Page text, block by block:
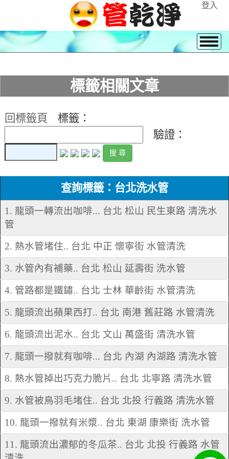
登入
標籤相關文章
回標籤頁
標籤：
驗證：
查詢標籤：台北洗水管
1. 龍頭一轉流出咖啡... 台北 松山 民生東路 清洗水
管
2. 熱水管堵住.. 台北 中正 懷寧街 水管清洗
3. 水管內有補藥.. 台北 松山 延壽街 洗水管
4. 管路都是鐵鏽.. 台北 士林 華齡街 水管清洗
5. 龍頭流出蘋果西打.. 台北 南港 舊莊路 水管清洗
6. 龍頭流出泥水.. 台北 文山 萬盛街 清洗水管
7. 龍頭一撥就有咖啡... 台北 內湖 內湖路 清洗水管
8. 熱水管掉出巧克力脆片.. 台北 北寧路 清洗水管
9. 水管被鳥羽毛堵住.. 台北 北投 行義路 清洗水管
10. 龍頭一撥就有米漿.. 台北 東湖 康樂街 洗水管
11. 龍頭流出濃郁的冬瓜茶.. 台北 北投 行義路 水管